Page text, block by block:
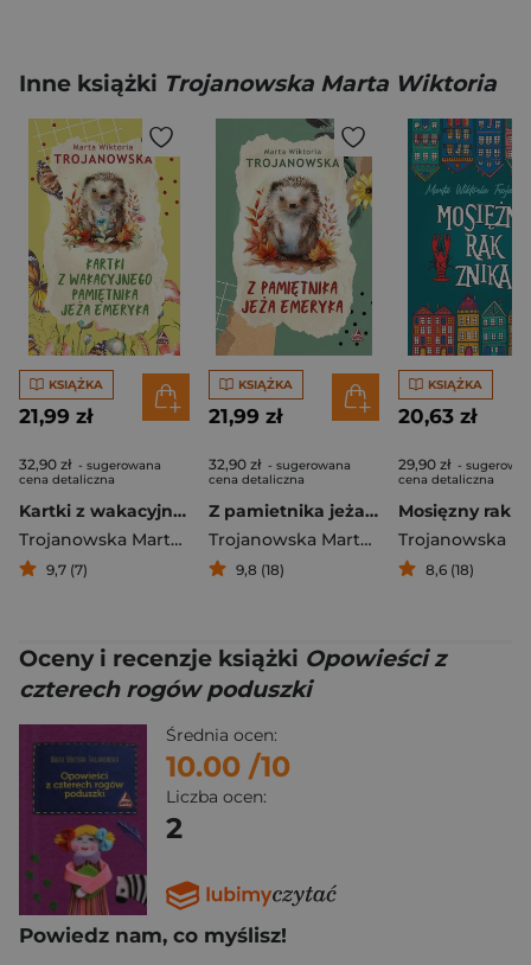
Inne książki Trojanowska Marta Wiktoria
KSIĄŻKA
21,99 zł
32,90 zł - sugerowana
cena detaliczna
Kartki z wakacyjnego pamiętnika jeża Emeryka
Trojanowska Marta Wiktoria
9,7 (7)
KSIĄŻKA
21,99 zł
32,90 zł - sugerowana
cena detaliczna
Z pamietnika jeża Emeryka
Trojanowska Marta Wiktoria
9,8 (18)
KSIĄŻKA
20,63 zł
29,90 zł -
cena detaliczna
Mosięzny rak
8,6 (18)
Oceny i recenzje książki Opowieści z
czterech rogów poduszki
Średnia ocen:
10.00 /10
Liczba ocen:
2
Powiedz nam, co myślisz!